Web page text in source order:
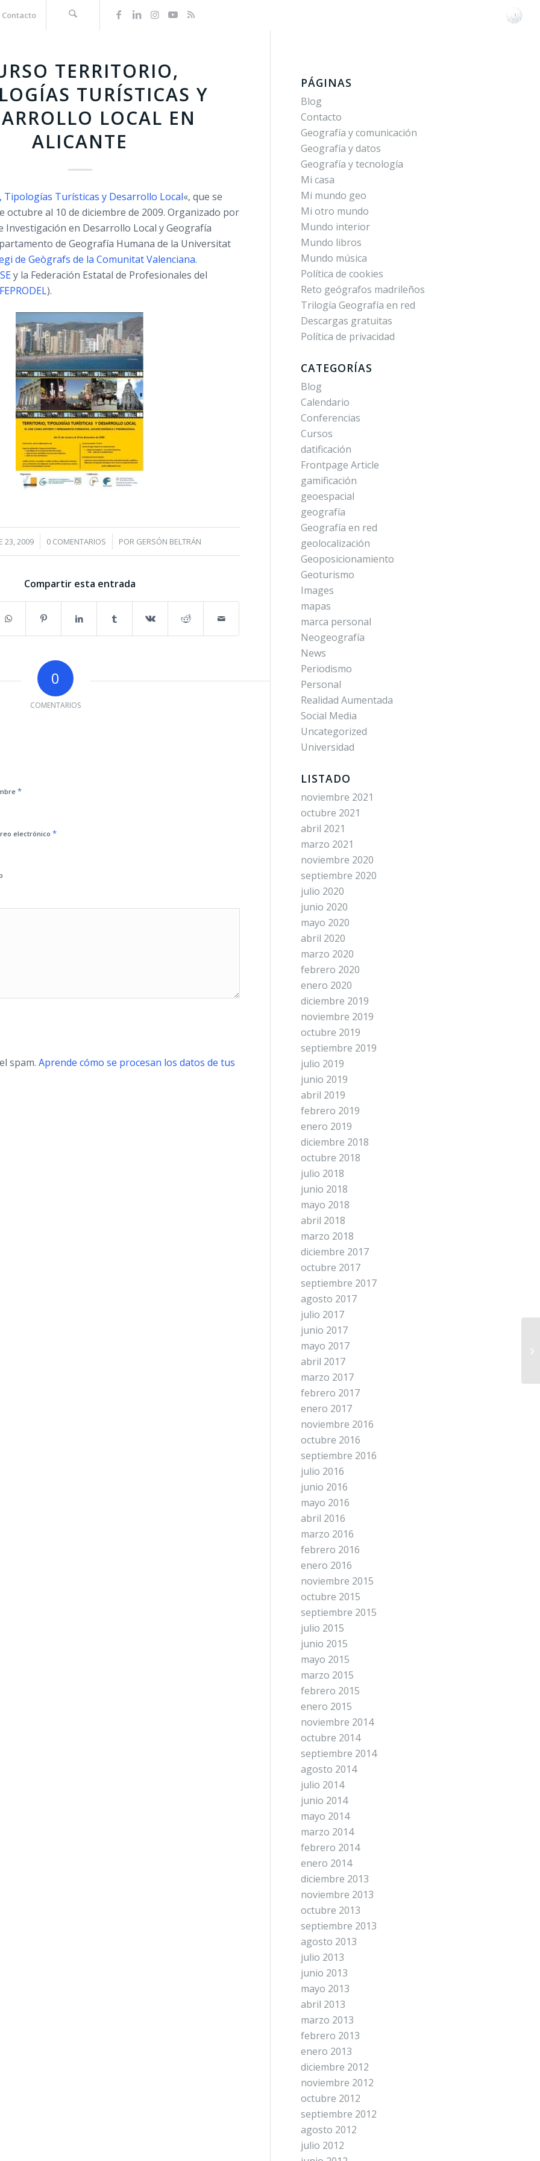
Contacto
TERRITORIO,
TURÍSTICAS Y
LOCAL EN
ALICANTE
Turísticas y Desarrollo Local«, que se
octubre al 10 de diciembre de 2009. Organizado por
Investigación en Desarrollo Local y Geografía
de Geografía Humana de la Universitat
de Geògrafs de la Comunitat Valenciana.
y la Federación Estatal de Profesionales del
FEPRODEL).
23, 2009
/ 0 COMENTARIOS
/ POR GERSÓN BELTRÁN
Compartir esta entrada
0
COMENTARIOS
*
electrónico*
spam.Aprende cómo se procesan los datos de tus
PÁGINAS
Blog
Contacto
Geografía y comunicación
Geografía y datos
Geografía y tecnología
Mi casa
Mi mundo geo
Mi otro mundo
Mundo interior
Mundo libros
Mundo música
Política de cookies
Reto geógrafos madrileños
Trilogía Geografía en red
Descargas gratuitas
Política de privacidad
CATEGORÍAS
Blog
Calendario
Conferencias
Cursos
datificación
Frontpage Article
gamificación
geoespacial
geografía
Geografía en red
geolocalización
Geoposicionamiento
Geoturismo
Images
mapas
marca personal
Neogeografía
News
Periodismo
Personal
Realidad Aumentada
Social Media
Uncategorized
Universidad
LISTADO
noviembre 2021
octubre 2021
abril 2021
marzo 2021
noviembre 2020
septiembre 2020
julio 2020
junio 2020
mayo 2020
abril 2020
marzo 2020
febrero 2020
enero 2020
diciembre 2019
noviembre 2019
octubre 2019
septiembre 2019
julio 2019
junio 2019
abril 2019
febrero 2019
enero 2019
diciembre 2018
octubre 2018
julio 2018
junio 2018
mayo 2018
abril 2018
marzo 2018
diciembre 2017
octubre 2017
septiembre 2017
agosto 2017
julio 2017
junio 2017
mayo 2017
abril 2017
marzo 2017
febrero 2017
enero 2017
noviembre 2016
octubre 2016
septiembre 2016
julio 2016
junio 2016
mayo 2016
abril 2016
marzo 2016
febrero 2016
enero 2016
noviembre 2015
octubre 2015
septiembre 2015
julio 2015
junio 2015
mayo 2015
marzo 2015
febrero 2015
enero 2015
noviembre 2014
octubre 2014
septiembre 2014
agosto 2014
julio 2014
junio 2014
mayo 2014
marzo 2014
febrero 2014
enero 2014
diciembre 2013
noviembre 2013
octubre 2013
septiembre 2013
agosto 2013
julio 2013
junio 2013
mayo 2013
abril 2013
marzo 2013
febrero 2013
enero 2013
diciembre 2012
noviembre 2012
octubre 2012
septiembre 2012
agosto 2012
julio 2012